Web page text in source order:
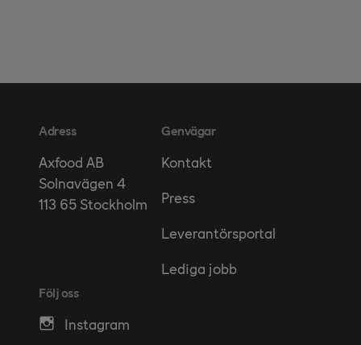
Adress
Axfood AB
Solnavägen 4
113 65 Stockholm
Genvägar
Kontakt
Press
Leverantörsportal
Lediga jobb
Följ oss
Instagram